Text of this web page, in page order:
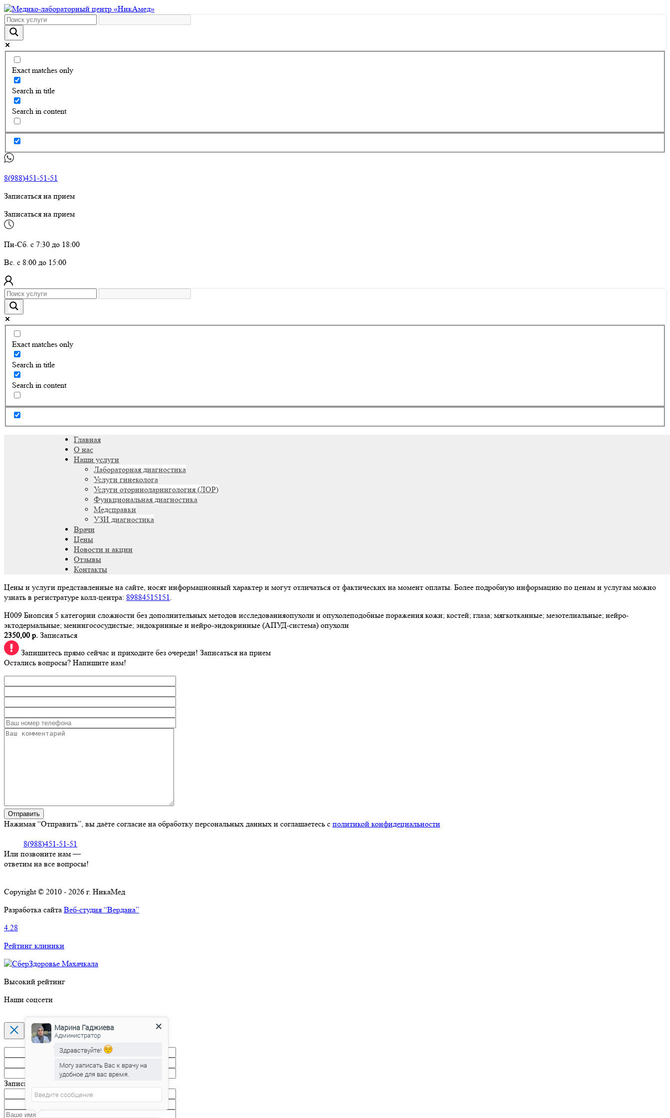
Exact matches only
Search in title
Search in content
8(988)451-51-51
Записаться на прием
Записаться на прием
Пн-Сб. с 7:30 до 18:00
Вс. с 8:00 до 15:00
Exact matches only
Search in title
Search in content
Главная
О нас
Наши услуги
Лабораторная диагностика
Услуги гинеколога
Услуги оториноларингология (ЛОР)
Функциональная диагностика
Медсправки
УЗИ диагностика
Врачи
Цены
Новости и акции
Отзывы
Контакты
Цены и услуги представленные на сайте, носят информационный характер и могут отличаться от фактических на момент оплаты. Более подробную информацию по ценам и услугам можно
узнать в регистратуре колл-центра: 89884515151.
H009 Биопсия 5 категории сложности без дополнительных методов исследованияопухоли и опухолеподобные поражения кожи; костей; глаза; мягкотканные; мезотелиальные; нейро-
эктодермальные; менингососудистые; эндокринные и нейро-эндокринные (АПУД-система) опухоли
2350,00 р. Записаться
Запишитесь прямо сейчас и приходите без очереди! Записаться на прием
Остались вопросы? Напишите нам!
Нажимая “Отправить”, вы даёте согласие на обработку персональных данных и соглашаетесь с политикой конфидециальности
8(988)451-51-51
Или позвоните нам —
ответим на все вопросы!
Copyright © 2010 - 2026 г. НикаМед
Разработка сайта Веб-студия “Вердана”
4.28
Рейтинг клиники
Высокий рейтинг
Наши соцсети
Запись на прием
Марина Гаджиева
Администратор
Здравствуйте!
Могу записать Вас к врачу на
удобное для вас время.